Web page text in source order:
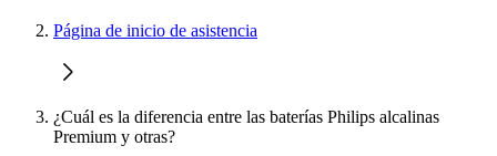
Página de inicio de asistencia
¿Cuál es la diferencia entre las baterías Philips alcalinas
Premium y otras?